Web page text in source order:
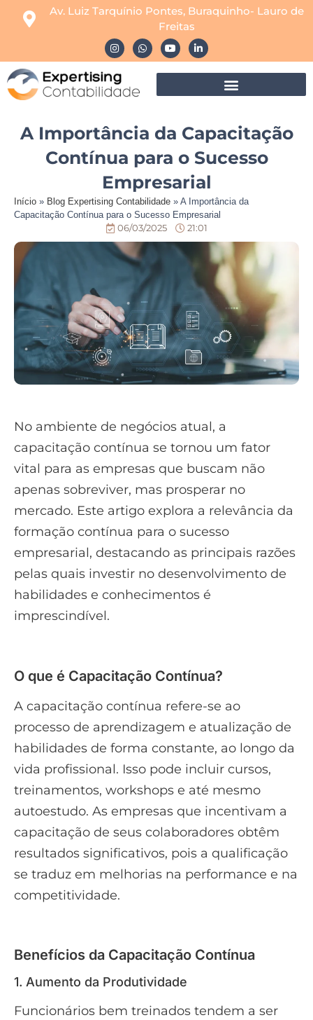
Av. Luiz Tarquínio Pontes, Buraquinho- Lauro de
Freitas
A Importância da Capacitação
Contínua para o Sucesso
Empresarial
Início » Blog Expertising Contabilidade » A Importância da
Capacitação Contínua para o Sucesso Empresarial
06/03/2025 21:01
No ambiente de negócios atual, a
capacitação contínua se tornou um fator
vital para as empresas que buscam não
apenas sobreviver, mas prosperar no
mercado. Este artigo explora a relevância da
formação contínua para o sucesso
empresarial, destacando as principais razões
pelas quais investir no desenvolvimento de
habilidades e conhecimentos é
imprescindível.
O que é Capacitação Contínua?
A capacitação contínua refere-se ao
processo de aprendizagem e atualização de
habilidades de forma constante, ao longo da
vida profissional. Isso pode incluir cursos,
treinamentos, workshops e até mesmo
autoestudo. As empresas que incentivam a
capacitação de seus colaboradores obtêm
resultados significativos, pois a qualificação
se traduz em melhorias na performance e na
competitividade.
Benefícios da Capacitação Contínua
1. Aumento da Produtividade
Funcionários bem treinados tendem a ser